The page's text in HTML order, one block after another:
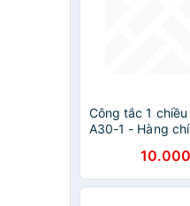
Công tắc 1 chiều
A30-1 - Hàng